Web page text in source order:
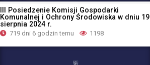
III Posiedzenie Komisji Gospodarki
Komunalnej i Ochrony Środowiska w dniu 19
sierpnia 2024 r.
719 dni 6 godzin temu 1198